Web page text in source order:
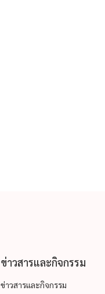
ข่าวสารและกิจกรรม
ข่าวสารและกิจกรรม